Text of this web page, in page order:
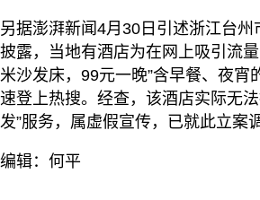
另据澎湃新闻4月30日引述浙江台州
披露，当地有酒店为在网上吸引流
米沙发床，99元一晚”含早餐、夜宵
速登上热搜。经查，该酒店实际无
发”服务，属虚假宣传，已就此立案
编辑：何平